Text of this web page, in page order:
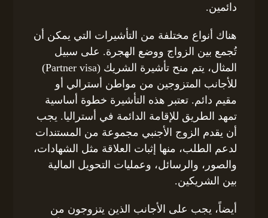
دائمين.
هناك أنواع مختلفة من التأشيرات التي يمكن أن
تُجمع بين الزواج ووضع الهجرة. على سبيل
المثال، يتم منح تأشيرة الشريك (Partner visa)
للأجانب المتزوجين من مواطن أسترالي أو
مقيم دائم. تعتبر هذه التأشيرة خطوة أساسية
تمهد الطريق للإقامة الدائمة في أستراليا. يجب
أن يقدم الزوج الأجنبي مجموعة من المستندات
لدعم الطلب، منها إثبات العلاقة مثل الشهادات،
والصور، والرسائل، وعمليات التحويل المالية
بين الشريكين.
أيضاً، يجب على الأجانب الذين يتزوجون من